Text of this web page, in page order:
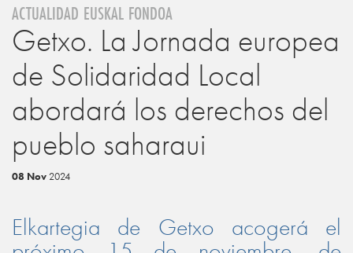
ACTUALIDAD EUSKAL FONDOA
Getxo. La Jornada europea
de Solidaridad Local
abordará los derechos del
pueblo saharaui
08 Nov 2024
Elkartegia de Getxo acogerá el